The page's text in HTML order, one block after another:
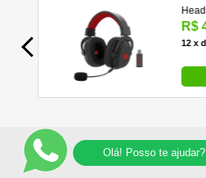
Olá! Posso te ajudar?